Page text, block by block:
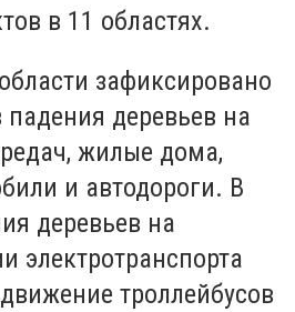
в 11 областях.
зафиксировано
падения деревьев на
жилые дома,
и автодороги. В
деревьев на
электротранспорта
троллейбусов